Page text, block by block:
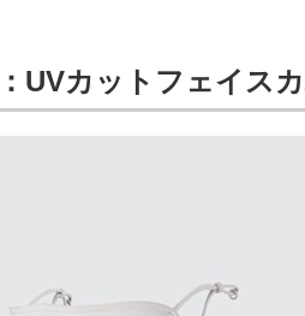
UVカットフェイス